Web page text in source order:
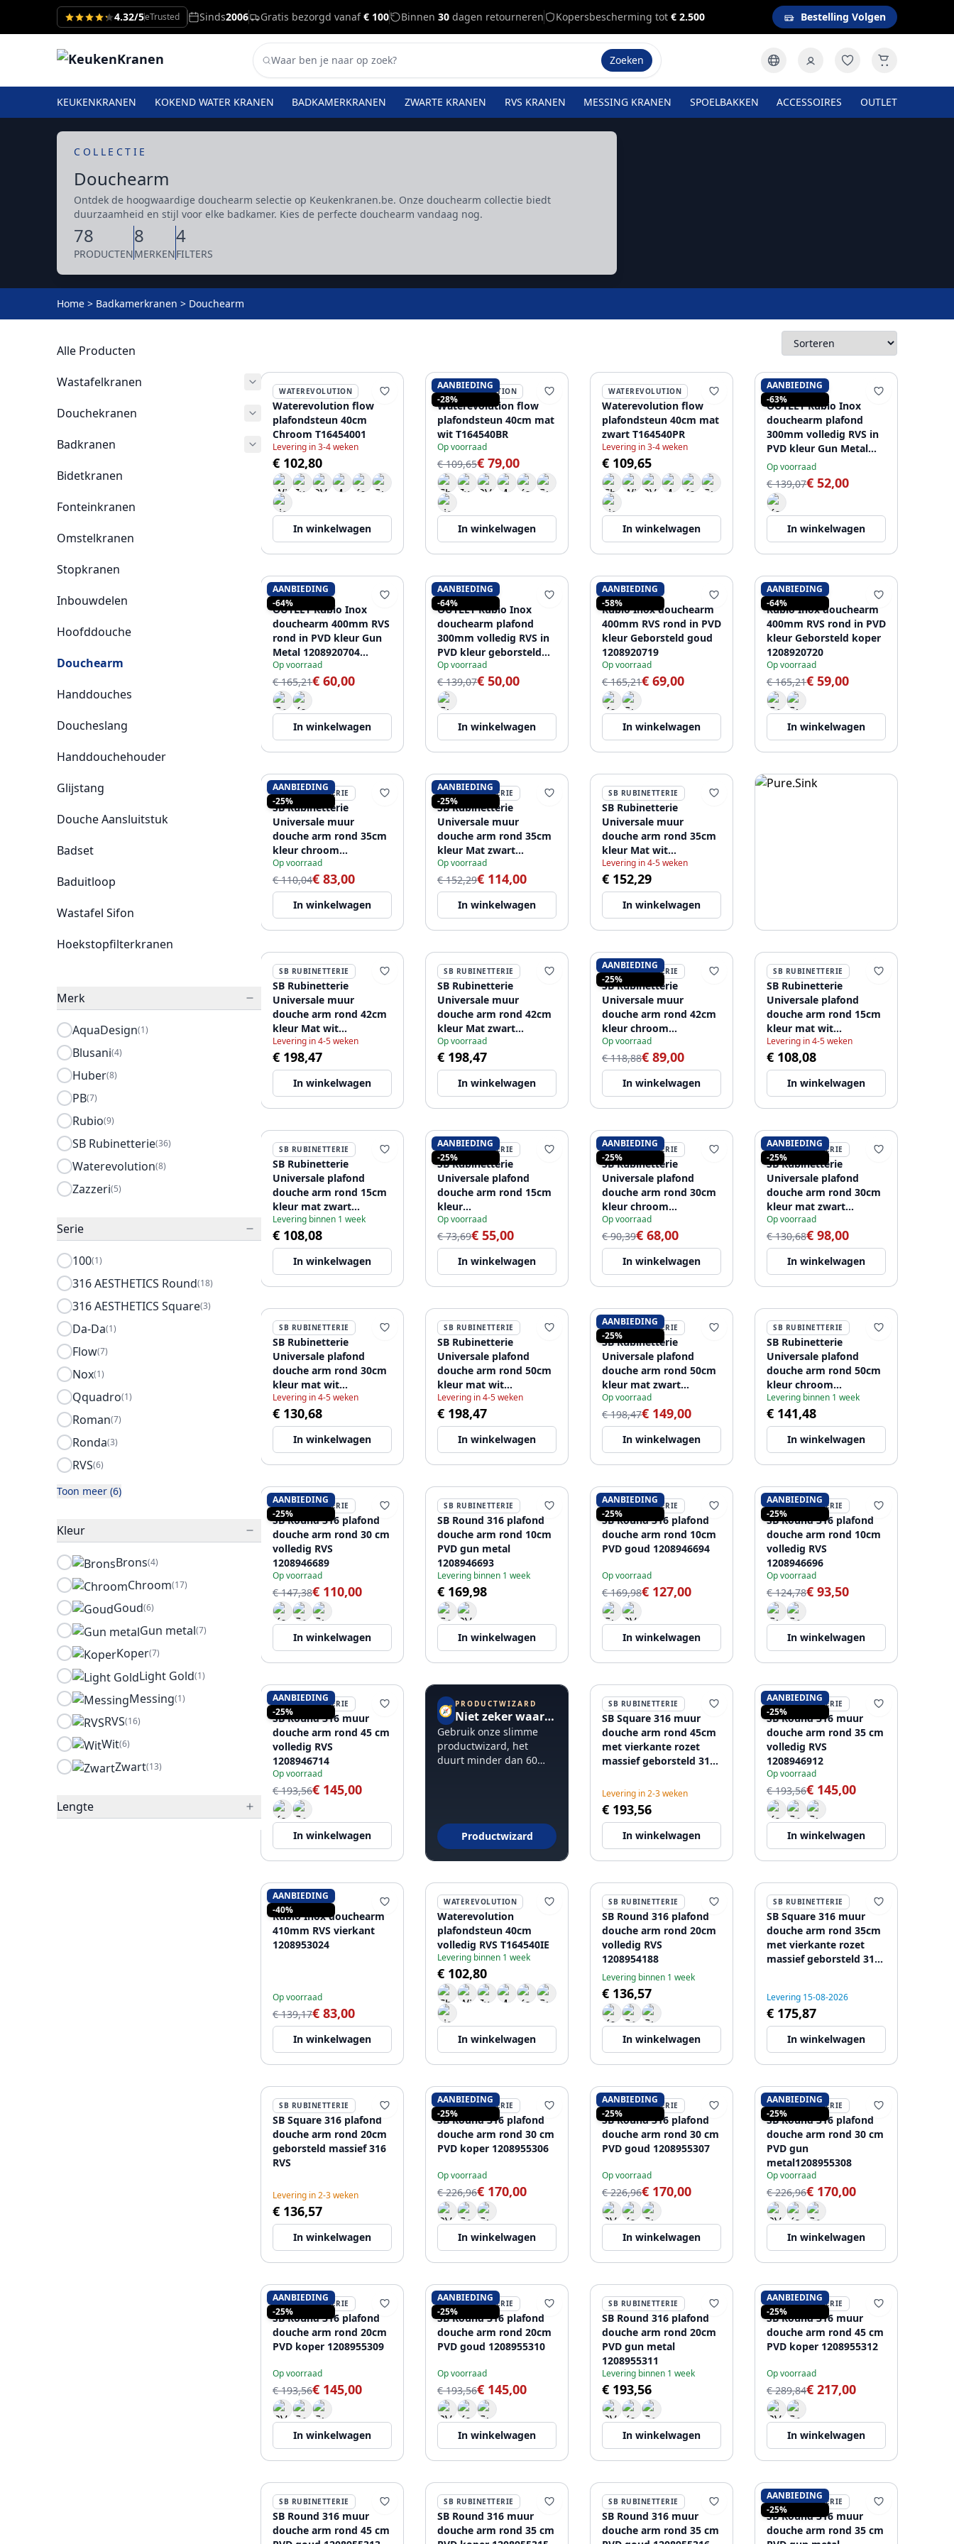
4.32/5eTrusted Sinds2006 Gratis bezorgd vanaf€ 100 Binnen 30 dagen retourneren Kopersbescherming tot € 2.500 Bestelling Volgen
Zoeken
KEUKENKRANEN KOKEND WATER KRANEN BADKAMERKRANEN ZWARTE KRANEN RVS KRANEN MESSING KRANEN SPOELBAKKEN ACCESSOIRES OUTLET
COLLECTIE
Douchearm
Ontdek de hoogwaardige douchearm selectie op Keukenkranen.be. Onze douchearm collectie biedt
duurzaamheid en stijl voor elke badkamer. Kies de perfecte douchearm vandaag nog.
78
PRODUCTEN
8
MERKEN
4
FILTERS
Home > Badkamerkranen > Douchearm
Alle Producten
Wastafelkranen
Douchekranen
Badkranen
Bidetkranen
Fonteinkranen
Omstelkranen
Stopkranen
Inbouwdelen
Hoofddouche
Douchearm
Handdouches
Doucheslang
Handdouchehouder
Glijstang
Douche Aansluitstuk
Badset
Baduitloop
Wastafel Sifon
Hoekstopfilterkranen
Merk
AquaDesign(1)
Blusani(4)
Huber(8)
PB(7)
Rubio(9)
SB Rubinetterie(36)
Waterevolution(8)
Zazzeri(5)
Serie
100(1)
316 AESTHETICS Round(18)
316 AESTHETICS Square(3)
Da-Da(1)
Flow(7)
Nox(1)
Qquadro(1)
Roman(7)
Ronda(3)
RVS(6)
Toon meer (6)
Kleur
Brons(4)
Chroom(17)
Goud(6)
Gun metal(7)
Koper(7)
Light Gold(1)
Messing(1)
RVS(16)
Wit(6)
Zwart(13)
Lengte
WATEREVOLUTION
Waterevolution flow
plafondsteun 40cm
Chroom T16454001
Levering in 3-4 weken
€ 102,80
In winkelwagen
AANBIEDING
-28%
WATEREVOLUTION
Waterevolution flow
plafondsteun 40cm mat
wit T164540BR
Op voorraad
€ 109,65€ 79,00
In winkelwagen
WATEREVOLUTION
Waterevolution flow
plafondsteun 40cm mat
zwart T164540PR
Levering in 3-4 weken
€ 109,65
In winkelwagen
AANBIEDING
-63%
RUBIO
OUTLET Rubio Inox
douchearm plafond
300mm volledig RVS in
PVD kleur Gun Metal
1208920703 Laatste
Product
Op voorraad
€ 139,07€ 52,00
In winkelwagen
AANBIEDING
-64%
RUBIO
OUTLET Rubio Inox
douchearm 400mm RVS
rond in PVD kleur Gun
Metal 1208920704
Laaste Product
Op voorraad
€ 165,21€ 60,00
In winkelwagen
AANBIEDING
-64%
RUBIO
OUTLET Rubio Inox
douchearm plafond
300mm volledig RVS in
PVD kleur geborsteld
koper 1208920718
Laatste product
Op voorraad
€ 139,07€ 50,00
In winkelwagen
AANBIEDING
-58%
RUBIO
Rubio Inox douchearm
400mm RVS rond in PVD
kleur Geborsteld goud
1208920719
Op voorraad
€ 165,21€ 69,00
In winkelwagen
AANBIEDING
-64%
RUBIO
Rubio Inox douchearm
400mm RVS rond in PVD
kleur Geborsteld koper
1208920720
Op voorraad
€ 165,21€ 59,00
In winkelwagen
AANBIEDING
-25%
SB RUBINETTERIE
SB Rubinetterie
Universale muur
douche arm rond 35cm
kleur chroom
1208946660
Op voorraad
€ 110,04€ 83,00
In winkelwagen
AANBIEDING
-25%
SB RUBINETTERIE
SB Rubinetterie
Universale muur
douche arm rond 35cm
kleur Mat zwart
1208946666
Op voorraad
€ 152,29€ 114,00
In winkelwagen
SB RUBINETTERIE
SB Rubinetterie
Universale muur
douche arm rond 35cm
kleur Mat wit
1208946667
Levering in 4-5 weken
€ 152,29
In winkelwagen
SB RUBINETTERIE
SB Rubinetterie
Universale muur
douche arm rond 42cm
kleur Mat wit
1208946668
Levering in 4-5 weken
€ 198,47
In winkelwagen
SB RUBINETTERIE
SB Rubinetterie
Universale muur
douche arm rond 42cm
kleur Mat zwart
1208946669
Op voorraad
€ 198,47
In winkelwagen
AANBIEDING
-25%
SB RUBINETTERIE
SB Rubinetterie
Universale muur
douche arm rond 42cm
kleur chroom
1208946670
Op voorraad
€ 118,88€ 89,00
In winkelwagen
SB RUBINETTERIE
SB Rubinetterie
Universale plafond
douche arm rond 15cm
kleur mat wit
1208946680
Levering in 4-5 weken
€ 108,08
In winkelwagen
SB RUBINETTERIE
SB Rubinetterie
Universale plafond
douche arm rond 15cm
kleur mat zwart
1208946681
Levering binnen 1 week
€ 108,08
In winkelwagen
AANBIEDING
-25%
SB RUBINETTERIE
SB Rubinetterie
Universale plafond
douche arm rond 15cm
kleur
chroom1208946682
Op voorraad
€ 73,69€ 55,00
In winkelwagen
AANBIEDING
-25%
SB RUBINETTERIE
SB Rubinetterie
Universale plafond
douche arm rond 30cm
kleur chroom
1208946683
Op voorraad
€ 90,39€ 68,00
In winkelwagen
AANBIEDING
-25%
SB RUBINETTERIE
SB Rubinetterie
Universale plafond
douche arm rond 30cm
kleur mat zwart
1208946684
Op voorraad
€ 130,68€ 98,00
In winkelwagen
SB RUBINETTERIE
SB Rubinetterie
Universale plafond
douche arm rond 30cm
kleur mat wit
1208946685
Levering in 4-5 weken
€ 130,68
In winkelwagen
SB RUBINETTERIE
SB Rubinetterie
Universale plafond
douche arm rond 50cm
kleur mat wit
1208946686
Levering in 4-5 weken
€ 198,47
In winkelwagen
AANBIEDING
-25%
SB RUBINETTERIE
SB Rubinetterie
Universale plafond
douche arm rond 50cm
kleur mat zwart
1208946687
Op voorraad
€ 198,47€ 149,00
In winkelwagen
SB RUBINETTERIE
SB Rubinetterie
Universale plafond
douche arm rond 50cm
kleur chroom
1208946688
Levering binnen 1 week
€ 141,48
In winkelwagen
AANBIEDING
-25%
SB RUBINETTERIE
SB Round 316 plafond
douche arm rond 30 cm
volledig RVS
1208946689
Op voorraad
€ 147,38€ 110,00
In winkelwagen
SB RUBINETTERIE
SB Round 316 plafond
douche arm rond 10cm
PVD gun metal
1208946693
Levering binnen 1 week
€ 169,98
In winkelwagen
AANBIEDING
-25%
SB RUBINETTERIE
SB Round 316 plafond
douche arm rond 10cm
PVD goud 1208946694
Op voorraad
€ 169,98€ 127,00
In winkelwagen
AANBIEDING
-25%
SB RUBINETTERIE
SB Round 316 plafond
douche arm rond 10cm
volledig RVS
1208946696
Op voorraad
€ 124,78€ 93,50
In winkelwagen
AANBIEDING
-25%
SB RUBINETTERIE
SB Round 316 muur
douche arm rond 45 cm
volledig RVS
1208946714
Op voorraad
€ 193,56€ 145,00
In winkelwagen
🧭 PRODUCTWIZARD
Niet zeker waar te beginnen?
Gebruik onze slimme
productwizard, het
duurt minder dan 60
Productwizard
SB RUBINETTERIE
SB Square 316 muur
douche arm rond 45cm
met vierkante rozet
massief geborsteld 316
Levering in 2-3 weken
€ 193,56
In winkelwagen
AANBIEDING
-25%
SB RUBINETTERIE
SB Round 316 muur
douche arm rond 35 cm
volledig RVS
1208946912
Op voorraad
€ 193,56€ 145,00
In winkelwagen
AANBIEDING
-40%
RUBIO
Rubio Inox douchearm
410mm RVS vierkant
1208953024
Op voorraad
€ 139,17€ 83,00
In winkelwagen
WATEREVOLUTION
Waterevolution
plafondsteun 40cm
volledig RVS T164540IE
Levering binnen 1 week
€ 102,80
In winkelwagen
SB RUBINETTERIE
SB Round 316 plafond
douche arm rond 20cm
volledig RVS
1208954188
Levering binnen 1 week
€ 136,57
In winkelwagen
SB RUBINETTERIE
SB Square 316 muur
douche arm rond 35cm
met vierkante rozet
massief geborsteld 316
Levering 15-08-2026
€ 175,87
In winkelwagen
SB RUBINETTERIE
SB Square 316 plafond
douche arm rond 20cm
geborsteld massief 316
RVS
Levering in 2-3 weken
€ 136,57
In winkelwagen
AANBIEDING
-25%
SB RUBINETTERIE
SB Round 316 plafond
douche arm rond 30 cm
PVD koper 1208955306
Op voorraad
€ 226,96€ 170,00
In winkelwagen
AANBIEDING
-25%
SB RUBINETTERIE
SB Round 316 plafond
douche arm rond 30 cm
PVD goud 1208955307
Op voorraad
€ 226,96€ 170,00
In winkelwagen
AANBIEDING
-25%
SB RUBINETTERIE
SB Round 316 plafond
douche arm rond 30 cm
PVD gun
metal1208955308
Op voorraad
€ 226,96€ 170,00
In winkelwagen
AANBIEDING
-25%
SB RUBINETTERIE
SB Round 316 plafond
douche arm rond 20cm
PVD koper 1208955309
Op voorraad
€ 193,56€ 145,00
In winkelwagen
AANBIEDING
-25%
SB RUBINETTERIE
SB Round 316 plafond
douche arm rond 20cm
PVD goud 1208955310
Op voorraad
€ 193,56€ 145,00
In winkelwagen
SB RUBINETTERIE
SB Round 316 plafond
douche arm rond 20cm
PVD gun metal
1208955311
Levering binnen 1 week
€ 193,56
In winkelwagen
AANBIEDING
-25%
SB RUBINETTERIE
SB Round 316 muur
douche arm rond 45 cm
PVD koper 1208955312
Op voorraad
€ 289,84€ 217,00
In winkelwagen
SB RUBINETTERIE
SB Round 316 muur
douche arm rond 45 cm
SB RUBINETTERIE
SB Round 316 muur
douche arm rond 35 cm
SB RUBINETTERIE
SB Round 316 muur
douche arm rond 35 cm
AANBIEDING
-25%
SB RUBINETTERIE
SB Round 316 muur
douche arm rond 35 cm